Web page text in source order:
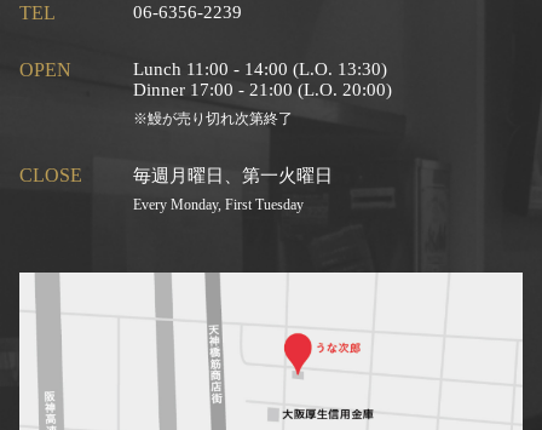
TEL 06-6356-2239
OPEN
Lunch 11:00 - 14:00 (L.O. 13:30)
Dinner 17:00 - 21:00 (L.O. 20:00)
※鰻が売り切れ次第終了
CLOSE 毎週月曜日、第一火曜日
Every Monday, First Tuesday